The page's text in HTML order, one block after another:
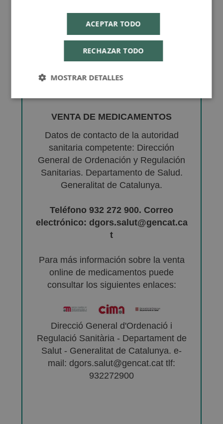
VENTA DE MEDICAMENTOS
Datos de contacto de la autoridad
sanitaria competente: Dirección
General de Ordenación y Regulación
Sanitarias. Departamento de Salud.
Generalitat de Catalunya.
Teléfono 932 272 900. Correo
electrónico: dgors.salut@gencat.ca
t
Para más información sobre la venta
online de medicamentos puede
consultar los siguientes enlaces:
Direcció General d'Ordenació i
Regulació Sanitària - Departament de
Salut - Generalitat de Catalunya. e-
mail: dgors.salut@gencat.cat tlf:
932272900
ACEPTAR TODO
RECHAZAR TODO
MOSTRAR DETALLES